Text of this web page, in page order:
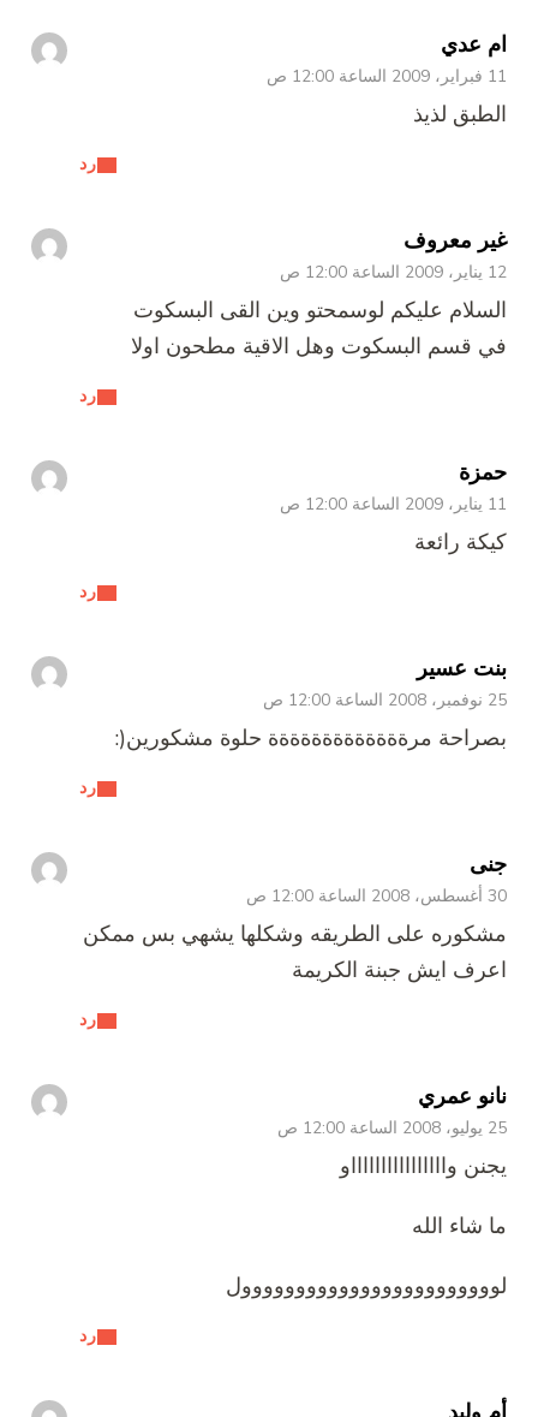
ام عدي
11 فبراير، 2009 الساعة 12:00 ص
رد
الطبق لذيذ
غير معروف
12 يناير، 2009 الساعة 12:00 ص
رد
السلام عليكم لوسمحتو وين القى البسكوت
في قسم البسكوت وهل الاقية مطحون اولا
حمزة
11 يناير، 2009 الساعة 12:00 ص
رد
كيكة رائعة
بنت عسير
25 نوفمبر، 2008 الساعة 12:00 ص
رد
بصراحة مرةةةةةةةةةةةةة حلوة مشكورين(:
جنى
30 أغسطس، 2008 الساعة 12:00 ص
رد
مشكوره على الطريقه وشكلها يشهي بس ممكن
اعرف ايش جبنة الكريمة
نانو عمري
25 يوليو، 2008 الساعة 12:00 ص
رد
يجنن وااااااااااااااااو
ما شاء الله
لوووووووووووووووووووووووول
أم وليد